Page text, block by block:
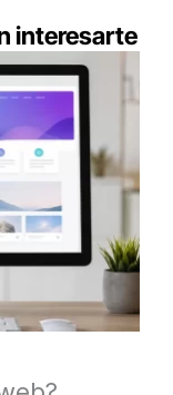
interesarte